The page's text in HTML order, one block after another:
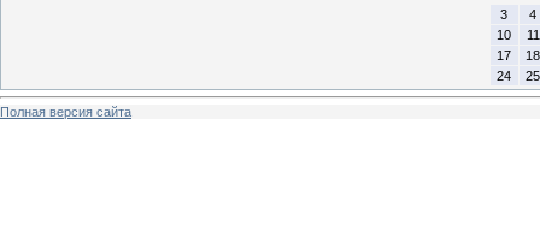
3
4
10
11
17
18
24
25
Полная версия сайта